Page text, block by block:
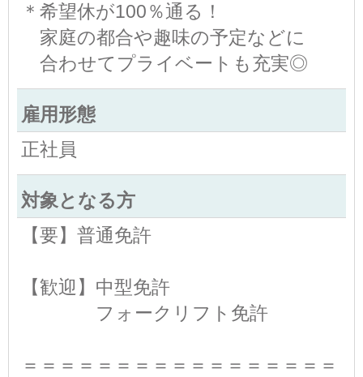
＊希望休が100％通る！
家庭の都合や趣味の予定などに
合わせてプライベートも充実◎
雇用形態
正社員
対象となる方
【要】普通免許
【歓迎】中型免許
フォークリフト免許
＝＝＝＝＝＝＝＝＝＝＝＝＝＝＝＝＝